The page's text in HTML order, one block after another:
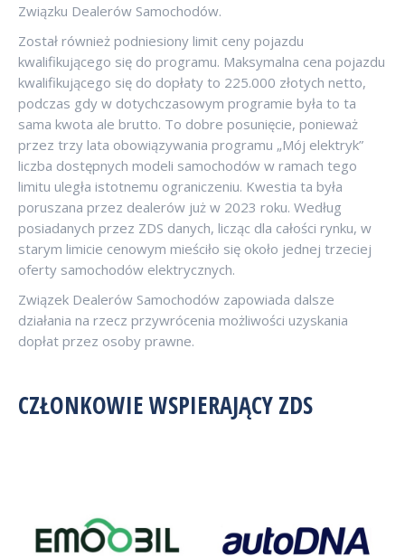
Związku Dealerów Samochodów.
Został również podniesiony limit ceny pojazdu
kwalifikującego się do programu. Maksymalna cena pojazdu
kwalifikującego się do dopłaty to 225.000 złotych netto,
podczas gdy w dotychczasowym programie była to ta
sama kwota ale brutto. To dobre posunięcie, ponieważ
przez trzy lata obowiązywania programu „Mój elektryk”
liczba dostępnych modeli samochodów w ramach tego
limitu uległa istotnemu ograniczeniu. Kwestia ta była
poruszana przez dealerów już w 2023 roku. Według
posiadanych przez ZDS danych, licząc dla całości rynku, w
starym limicie cenowym mieściło się około jednej trzeciej
oferty samochodów elektrycznych.
Związek Dealerów Samochodów zapowiada dalsze
działania na rzecz przywrócenia możliwości uzyskania
dopłat przez osoby prawne.
CZŁONKOWIE WSPIERAJĄCY ZDS